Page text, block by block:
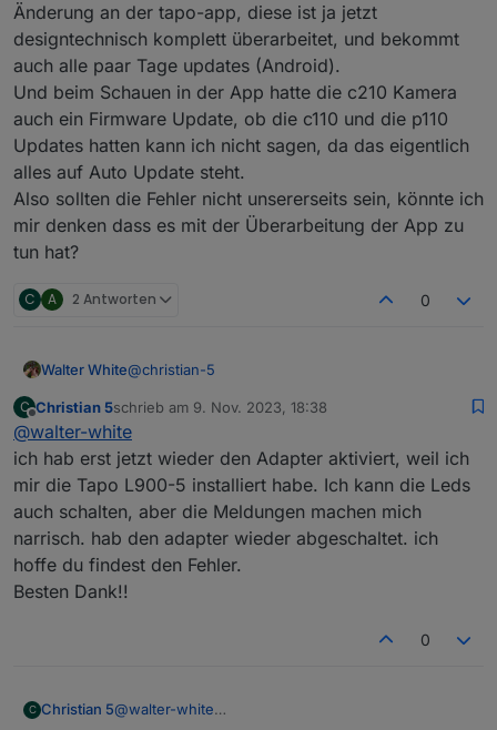
(reading 'find')
2023-11-08 16:49:12.886 - warn: tapo.0 (80229)
TypeError: Cannot read properties of undefined
(reading 'find')
2023-11-08 16:49:22.872 - warn: tapo.0 (80229)
TypeError: Cannot read properties of undefined
(reading 'find')
2023-11-08 16:49:32.878 - warn: tapo.0 (80229)
TypeError: Cannot read properties of undefined
(reading 'find')
Kann mir jemand einen Tip geben?
Änderung an der tapo-app, diese ist ja jetzt
designtechnisch komplett überarbeitet, und bekommt
auch alle paar Tage updates (Android).
Und beim Schauen in der App hatte die c210 Kamera
auch ein Firmware Update, ob die c110 und die p110
Updates hatten kann ich nicht sagen, da das eigentlich
alles auf Auto Update steht.
Also sollten die Fehler nicht unsererseits sein, könnte ich
mir denken dass es mit der Überarbeitung der App zu
tun hat?
C A 2 Antworten 0
Walter White@christian-5
Seit wann habt ihr die Probleme?
Habe das leider erst jetzt bemerkt, aber es gab ja
Änderung an der tapo-app, diese ist ja jetzt
designtechnisch komplett überarbeitet, und
bekommt auch alle paar Tage updates (Android).
Und beim Schauen in der App hatte die c210
Kamera auch ein Firmware Update, ob die c110
und die p110 Updates hatten kann ich nicht sagen,
C
Offline
Christian 5schrieb am 9. Nov. 2023, 18:38
zuletzt editiert von
@walter-white
ich hab erst jetzt wieder den Adapter aktiviert, weil ich
mir die Tapo L900-5 installiert habe. Ich kann die Leds
auch schalten, aber die Meldungen machen mich
narrisch. hab den adapter wieder abgeschaltet. ich
hoffe du findest den Fehler.
Besten Dank!!
0
C Christian 5@walter-white